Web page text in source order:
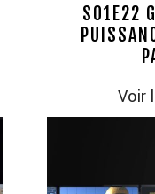
S01E22
Voir